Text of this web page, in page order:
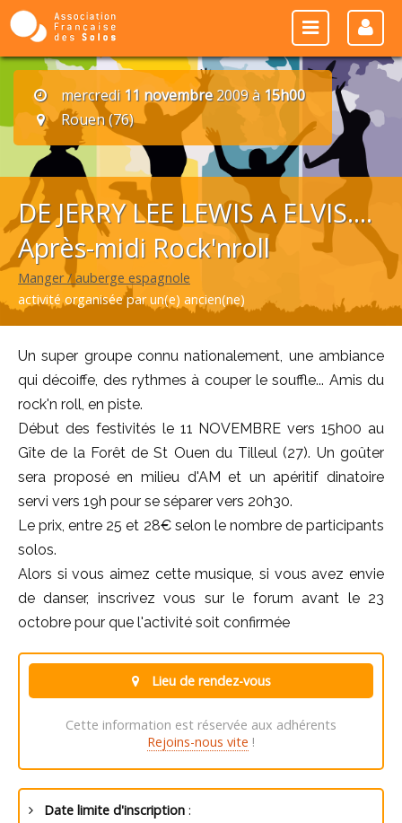
mercredi 11 novembre2009 à 15h00
Rouen (76)
DE JERRY LEE LEWIS A ELVIS....
Après-midi Rock'nroll
Manger / auberge espagnole
activité organisée par un(e) ancien(ne)
Un super groupe connu nationalement, une ambiance
qui décoiffe, des rythmes à couper le souffle... Amis du
rock'n roll, en piste.
Début des festivités le 11 NOVEMBRE vers 15h00 au
Gîte de la Forêt de St Ouen du Tilleul (27). Un goûter
sera proposé en milieu d'AM et un apéritif dinatoire
servi vers 19h pour se séparer vers 20h30.
Le prix, entre 25 et 28€ selon le nombre de participants
solos.
Alors si vous aimez cette musique, si vous avez envie
de danser, inscrivez vous sur le forum avant le 23
octobre pour que l'activité soit confirmée
Lieu de rendez-vous
Cette information est réservée aux adhérents
Rejoins-nous vite !
Date limite d'inscription :